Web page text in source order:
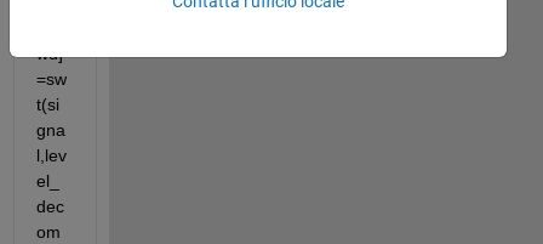
wd]
=sw
t(si
gna
l,lev
el_
dec
om